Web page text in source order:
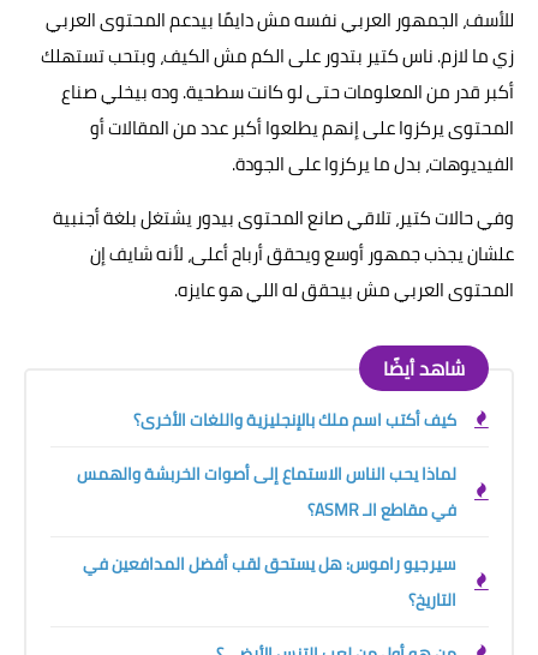
للأسف، الجمهور العربي نفسه مش دايمًا بيدعم المحتوى العربي
زي ما لازم. ناس كتير بتدور على الكم مش الكيف، وبتحب تستهلك
أكبر قدر من المعلومات حتى لو كانت سطحية. وده بيخلي صناع
المحتوى يركزوا على إنهم يطلعوا أكبر عدد من المقالات أو
الفيديوهات، بدل ما يركزوا على الجودة.
وفي حالات كتير، تلاقي صانع المحتوى بيدور يشتغل بلغة أجنبية
علشان يجذب جمهور أوسع ويحقق أرباح أعلى، لأنه شايف إن
المحتوى العربي مش بيحقق له اللي هو عايزه.
شاهد أيضًا
كيف أكتب اسم ملك بالإنجليزية واللغات الأخرى؟
لماذا يحب الناس الاستماع إلى أصوات الخربشة والهمس
في مقاطع الـ ASMR؟
سيرجيو راموس: هل يستحق لقب أفضل المدافعين في
التاريخ؟